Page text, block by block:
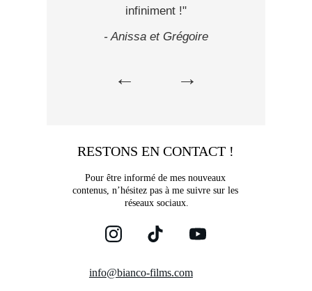
RESTONS EN CONTACT !
Pour être informé de mes nouveaux
contenus, n’hésitez pas à me suivre sur les
réseaux sociaux.
info@bianco-films.com